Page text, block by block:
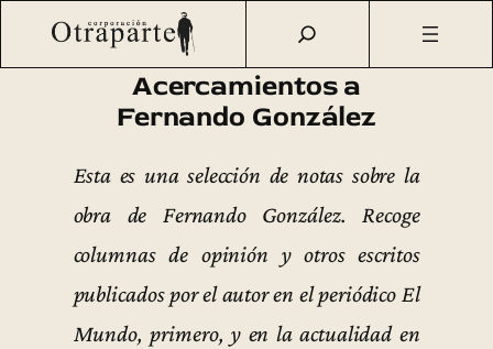
Saltar
Otraparte.org/ Fernando González Vida
Acercamientos a
Fernando González
Acercamientos a
Fernando González
Esta es una selección de notas sobre la
obra de Fernando González. Recoge
columnas de opinión y otros escritos
publicados por el autor en el periódico El
Mundo, primero, y en la actualidad en